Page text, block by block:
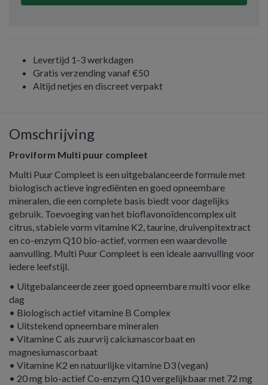
Levertijd 1-3 werkdagen
Gratis verzending vanaf €50
Altijd netjes en discreet verpakt
Omschrijving
Proviform Multi puur compleet
Multi Puur Compleet is een uitgebalanceerde formule met
biologisch actieve ingrediënten en goed opneembare
mineralen, die een complete basis biedt voor dagelijks
gebruik. Toevoeging van het bioflavonoïdencomplex uit
citrus, stabiele vorm vitamine K2, taurine, druivenpitextract
en co-enzym Q10 bio-actief, vormen een waardevolle
aanvulling. Multi Puur Compleet is een ideale aanvulling voor
iedere leefstijl.
• Uitgebalanceerde zeer goed opneembare multi voor elke
dag
• Biologisch actief vitamine B Complex
• Uitstekend opneembare mineralen
• Vitamine C als zuurvrij calciumascorbaat en
magnesiumascorbaat
• Vitamine K2 en natuurlijke vitamine D3 (vegan)
• 20 mg bio-actief Co-enzym Q10 vergelijkbaar met 72 mg